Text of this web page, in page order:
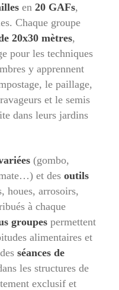
en 20 GAFs,
Chaque groupe
20x30 mètres,
pour les techniques
y apprennent
le paillage,
et le semis
dans leurs jardins
(gombo,
et des outils
houes, arrosoirs,
à chaque
groupes permettent
alimentaires et
séances de
les structures de
exclusif et